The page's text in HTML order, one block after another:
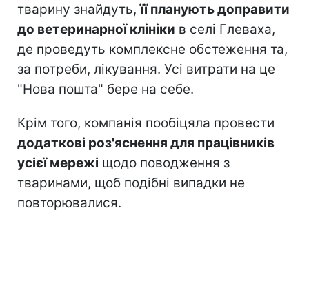
тварину знайдуть,її планують доправити
до ветеринарної клініки в селі Глеваха,
де проведуть комплексне обстеження та,
за потреби, лікування. Усі витрати на це
"Нова пошта" бере на себе.
Крім того, компанія пообіцяла провести
додаткові роз'яснення для працівників
усієї мережі щодо поводження з
тваринами, щоб подібні випадки не
повторювалися.